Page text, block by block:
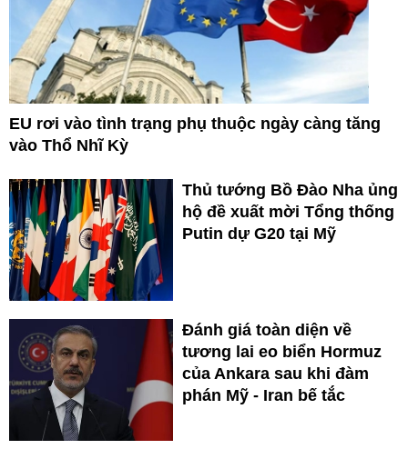
EU rơi vào tình trạng phụ thuộc ngày càng tăng
vào Thổ Nhĩ Kỳ
Thủ tướng Bồ Đào Nha ủng
hộ đề xuất mời Tổng thống
Putin dự G20 tại Mỹ
Đánh giá toàn diện về
tương lai eo biển Hormuz
của Ankara sau khi đàm
phán Mỹ - Iran bế tắc